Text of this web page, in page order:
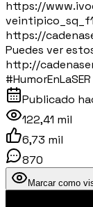
https://
https://
Puedes ver
http://
#HumorEnLaSER
Publicado
122,41 mil
6,73 mil
870
Marcar como